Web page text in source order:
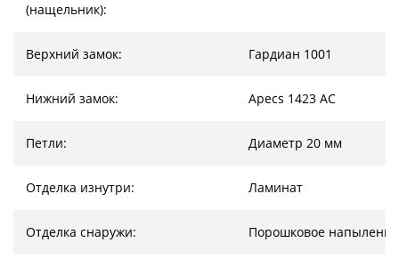
(нащельник):
Верхний замок: Гардиан 1001
Нижний замок: Apecs 1423 AC
Петли: Диаметр 20 мм
Отделка изнутри: Ламинат
Отделка снаружи: Порошковое напыление